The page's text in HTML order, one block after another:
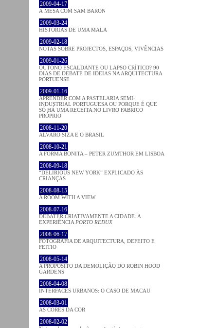
2009-04-17
À MESA COM SAM BARON
2009-03-24
HISTÓRIAS DE UMA MALA
2009-02-18
NOTAS SOBRE PROJECTOS, ESPAÇOS, VIVÊNCIAS
2009-01-26
OUTONO ESCALDANTE OU LAPSO CRÍTICO? 90
DIAS DE DEBATE DE IDEIAS NA ARQUITECTURA
PORTUENSE
2009-01-16
APRENDER COM A PASTELARIA SEMI-
INDUSTRIAL PORTUGUESA OU PORQUE É QUE
SÓ HÁ UMA RECEITA NO LIVRO FABRICO
PRÓPRIO
2008-11-20
ÁLVARO SIZA E O BRASIL
2008-10-21
A FORMA BONITA – PETER ZUMTHOR EM LISBOA
2008-09-18
“DELIRIOUS NEW YORK” EXPLICADO ÀS
CRIANÇAS
2008-08-15
A ROOM WITH A VIEW
2008-07-16
DEBATER CRIATIVAMENTE A CIDADE: A
EXPERIÊNCIA PORTO REDUX
2008-06-17
FOTOGRAFIA DE ARQUITECTURA, DEFEITO E
FEITIO
2008-05-14
A PROPÓSITO DA DEMOLIÇÃO DO ROBIN HOOD
GARDENS
2008-04-08
INTERFACES URBANOS: O CASO DE MACAU
2008-03-01
AS CORES DA COR
2008-02-02